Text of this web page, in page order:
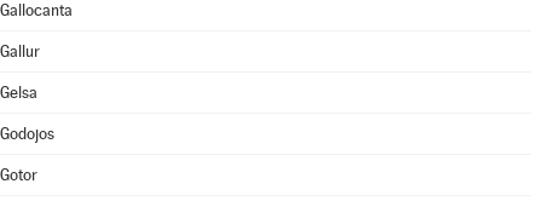
Gallocanta
Gallur
Gelsa
Godojos
Gotor